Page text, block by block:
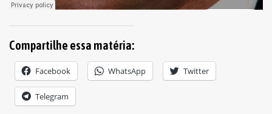
Compartilhe essa matéria:
Facebook WhatsApp Twitter
Telegram